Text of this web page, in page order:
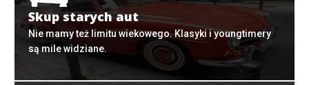
Skup starych aut
Nie mamy też limitu wiekowego. Klasyki i youngtimery
są mile widziane.